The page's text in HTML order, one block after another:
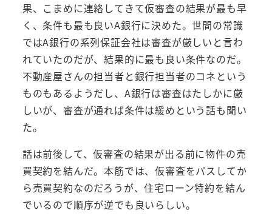
果、こまめに連絡してきて仮審査の結果が最も早
く、条件も最も良いA銀行に決めた。世間の常識
ではA銀行の系列保証会社は審査が厳しいと言わ
れていたのだが、結果的に最も良い条件なのだ。
不動産屋さんの担当者と銀行担当者のコネという
ものもあるようだし、A銀行は審査はたしかに厳
しいが、審査が通れば条件は緩めという話も聞い
た。
話は前後して、仮審査の結果が出る前に物件の売
買契約を結んだ。本筋では、仮審査をパスしてか
ら売買契約なのだろうが、住宅ローン特約を結ん
でいるので順序が逆でも良いらしい。